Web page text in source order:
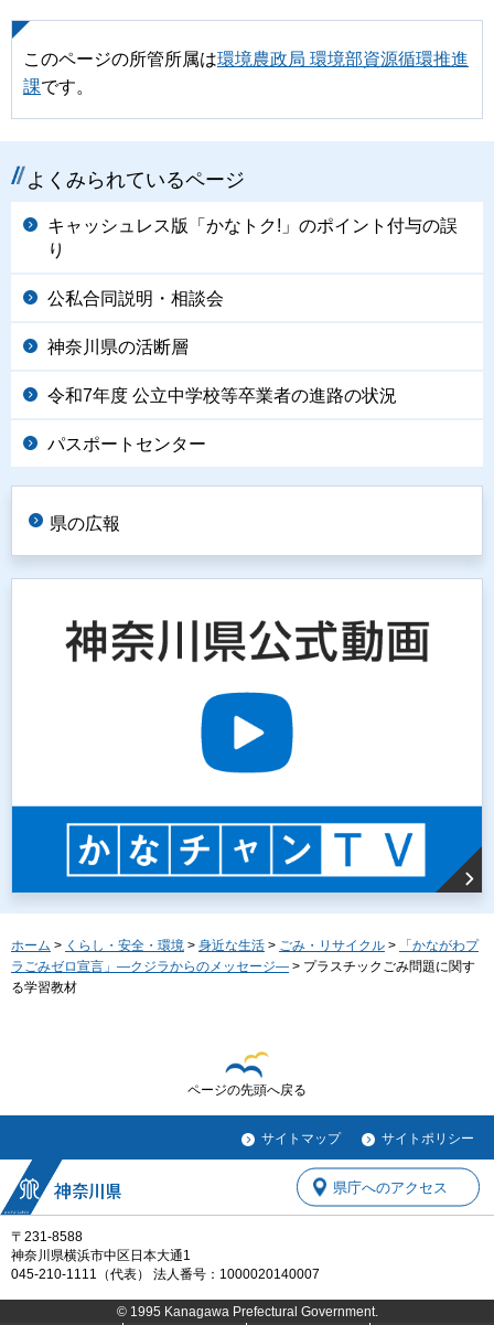
このページの所管所属は環境農政局 環境部資源循環推進
課です。
よくみられているページ
キャッシュレス版「かなトク!」のポイント付与の誤
り
公私合同説明・相談会
神奈川県の活断層
令和7年度 公立中学校等卒業者の進路の状況
パスポートセンター
県の広報
ホーム > くらし・安全・環境 > 身近な生活 > ごみ・リサイクル >
「かながわプ
ラごみゼロ宣言」―クジラからのメッセージ― > プラスチックごみ問題に関す
る学習教材
ページの先頭へ戻る
サイトマップ サイトポリシー
〒231-8588
神奈川県横浜市中区日本大通1
045-210-1111（代表） 法人番号：1000020140007
県庁へのアクセス
© 1995 Kanagawa Prefectural Government.